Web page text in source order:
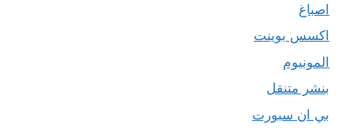
اصباغ
اكسس بوينت
المونيوم
بنشر متنقل
بي ان سبورت